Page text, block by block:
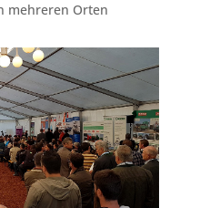
mehreren Orten